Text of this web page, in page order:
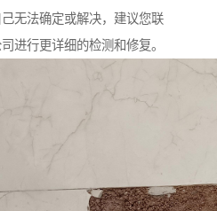
无法确定或解决，建议您联
进行更详细的检测和修复。